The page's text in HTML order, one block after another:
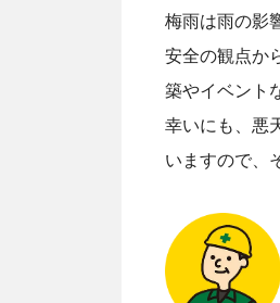
梅雨は雨の影
安全の観点か
築やイベント
幸いにも、悪
いますので、